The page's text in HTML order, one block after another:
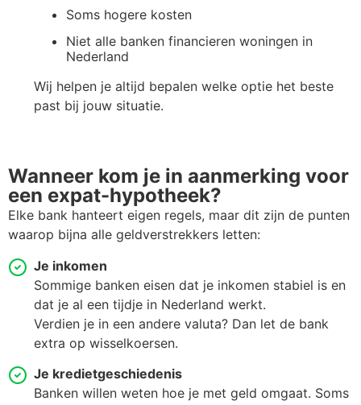
Soms hogere kosten
Niet alle banken financieren woningen in
Nederland
Wij helpen je altijd bepalen welke optie het beste
past bij jouw situatie.
Wanneer kom je in aanmerking voor
een expat-hypotheek?
Elke bank hanteert eigen regels, maar dit zijn de punten
waarop bijna alle geldverstrekkers letten:
Je inkomen
Sommige banken eisen dat je inkomen stabiel is en
dat je al een tijdje in Nederland werkt.
Verdien je in een andere valuta? Dan let de bank
extra op wisselkoersen.
Je kredietgeschiedenis
Banken willen weten hoe je met geld omgaat. Soms